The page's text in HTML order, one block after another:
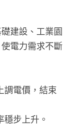
建設、工業園
電力需求不斷
調電價，結束
步上升。